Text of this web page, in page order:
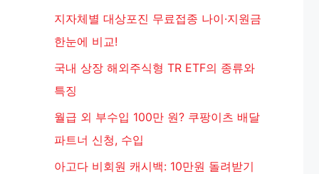
지자체별 대상포진 무료접종 나이·지원금
한눈에 비교!
국내 상장 해외주식형 TR ETF의 종류와
특징
월급 외 부수입 100만 원? 쿠팡이츠 배달
파트너 신청, 수입
아고다 비회원 캐시백: 10만원 돌려받기